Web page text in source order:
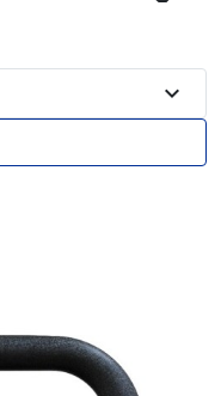
expand_more